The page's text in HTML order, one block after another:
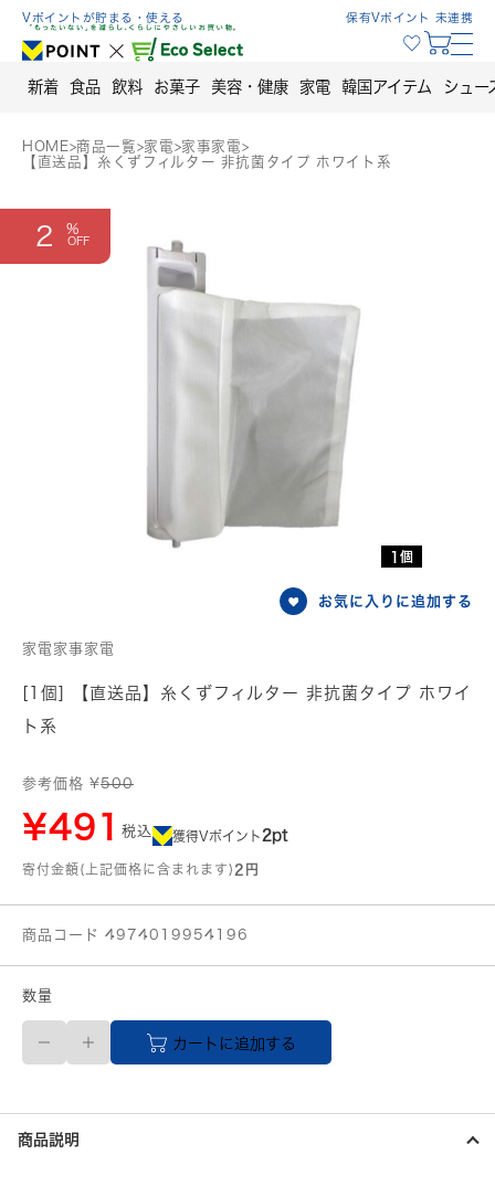
Skip
content
Vポイントが貯まる・使える 保有Vポイント 未連携
新着 食品 飲料 お菓子 美容・健康 家電 韓国アイテム シュー
HOME>商品一覧>家電>家事家電>
【直送品】糸くずフィルター 非抗菌タイプ ホワイト系
2
1個
お気に入りに追加する
家電家事家電
[1個] 【直送品】糸くずフィルター 非抗菌タイプ ホワイ
ト系
参考価格 ¥500
¥491 税込 獲得Vポイント 2pt
寄付金額(上記価格に含まれます) 2円
商品コード 4974019954196
数量
【直
品】
く
ず
フ
カートに追加する
商品説明